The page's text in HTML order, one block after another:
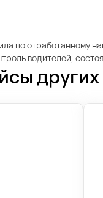
по отработанному
водителей,